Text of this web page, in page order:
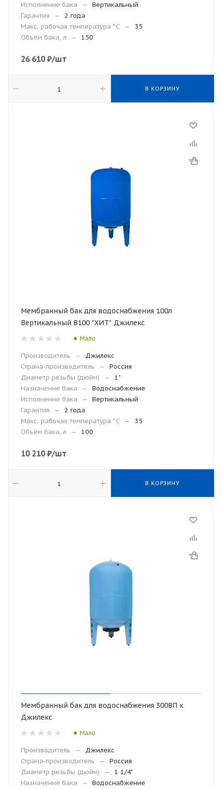
Исполнение бака
—
Вертикальный
Гарантия
—
2 года
Макc. рабочая температура °С
—
35
Объём бака, л
— 150
26 610₽/шт
В КОРЗИНУ
Мембранный бак для водоснабжения 100л
Вертикальный В100 "ХИТ" Джилекс
Мало
Производитель —
Джилекс
Страна-производитель
—
Россия
Диаметр резьбы (дюйм)
—
1"
Назначение бака
—
Водоснабжение
Исполнение бака
—
Вертикальный
Гарантия
—
2 года
Макc. рабочая температура °С
—
35
Объём бака, л
— 100
10 210₽/шт
В КОРЗИНУ
Мембранный бак для водоснабжения 300ВП к
Джилекс
Мало
Производитель —
Джилекс
Страна-производитель
—
Россия
Диаметр резьбы (дюйм)
—
1 1/4"
Назначение бака
—
Водоснабжение